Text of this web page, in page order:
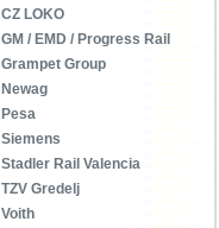
CZ LOKO
GM / EMD / Progress Rail
Grampet Group
Newag
Pesa
Siemens
Stadler Rail Valencia
TZV Gredelj
Voith